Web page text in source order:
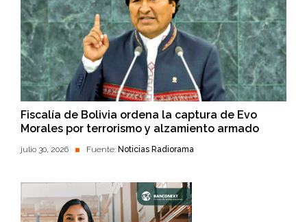
Fiscalía de Bolivia ordena la captura de Evo
Morales por terrorismo y alzamiento armado
julio 30, 2026 Fuente: Noticias Radiorama